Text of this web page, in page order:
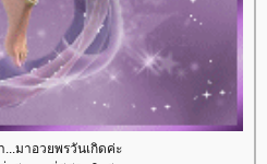
มาอวยพรวันเกิดค่ะ